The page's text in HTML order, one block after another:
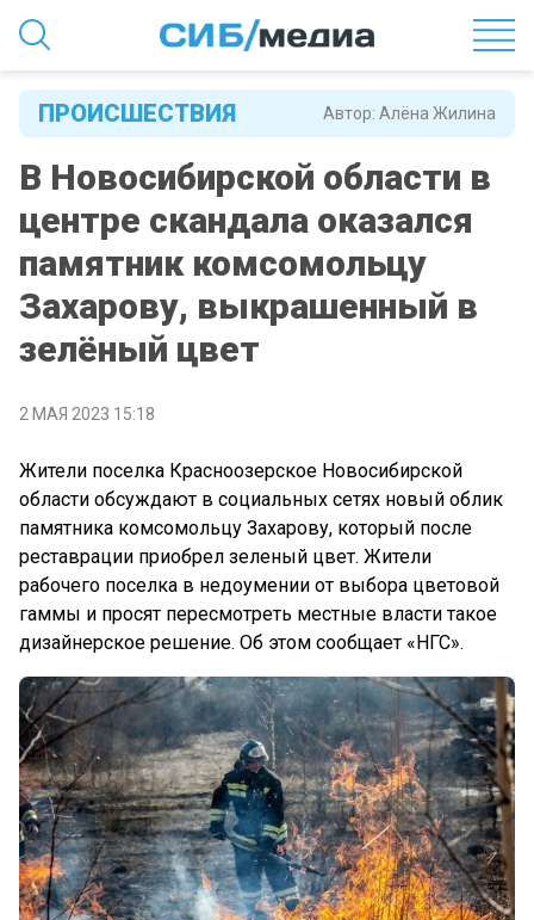
Автор: Алёна Жилина
ПРОИСШЕСТВИЯ
В Новосибирской области в
центре скандала оказался
памятник комсомольцу
Захарову, выкрашенный в
зелёный цвет
2 МАЯ 2023 15:18
Жители поселка Красноозерское Новосибирской
области обсуждают в социальных сетях новый облик
памятника комсомольцу Захарову, который после
реставрации приобрел зеленый цвет. Жители
рабочего поселка в недоумении от выбора цветовой
гаммы и просят пересмотреть местные власти такое
дизайнерское решение. Об этом сообщает «НГС».